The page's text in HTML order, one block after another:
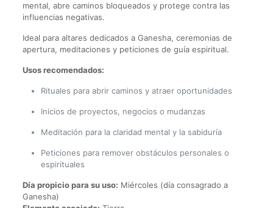
mental, abre caminos bloqueados y protege contra las
influencias negativas.
Ideal para altares dedicados a Ganesha, ceremonias de
apertura, meditaciones y peticiones de guía espiritual.
Usos recomendados:
Rituales para abrir caminos y atraer oportunidades
Inicios de proyectos, negocios o mudanzas
Meditación para la claridad mental y la sabiduría
Peticiones para remover obstáculos personales o
espirituales
Día propicio para su uso: Miércoles (día consagrado a
Ganesha)